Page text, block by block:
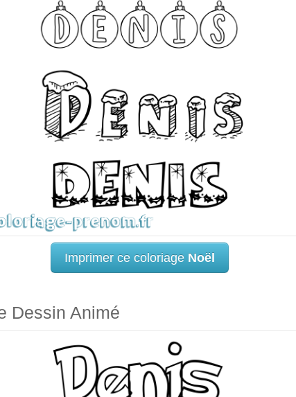
Imprimer ce coloriage Noël
Dessin Animé